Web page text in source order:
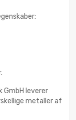
GmbH leverer
metaller af